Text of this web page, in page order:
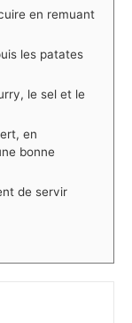
en remuant
les patates
le sel et le
en
bonne
de servir